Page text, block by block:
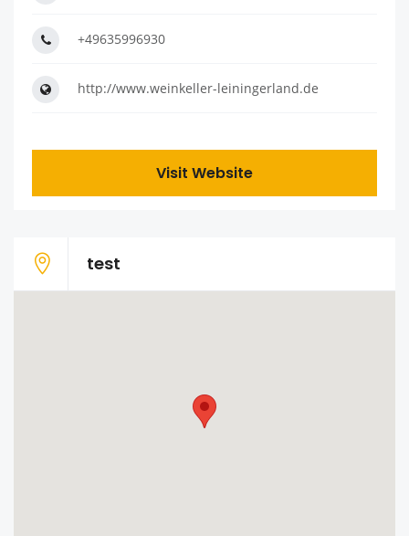
+49635996930
http://www.weinkeller-leiningerland.de
Visit Website
test